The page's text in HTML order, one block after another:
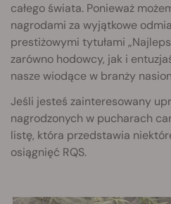
całego świata. Ponieważ
nagrodami za wyjątkowe
prestiżowymi tytułami
zarówno hodowcy, jak i
nasze wiodące w branży
Jeśli jesteś zainteresowany
nagrodzonych w pucharach
listę, która przedstawia
osiągnięć RQS.